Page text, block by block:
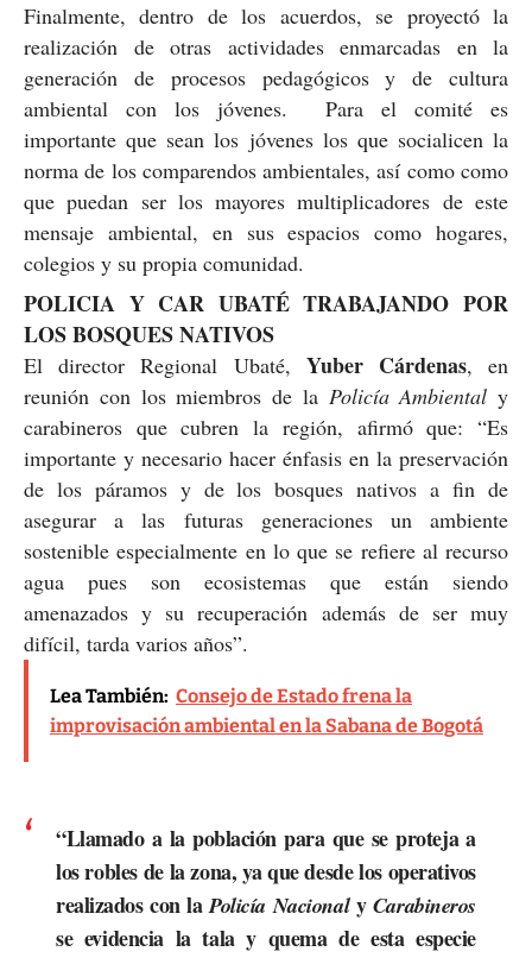
Finalmente, dentro de los acuerdos, se proyectó la
realización de otras actividades enmarcadas en la
generación de procesos pedagógicos y de cultura
ambiental con los jóvenes. Para el comité es
importante que sean los jóvenes los que socialicen la
norma de los comparendos ambientales, así como como
que puedan ser los mayores multiplicadores de este
mensaje ambiental, en sus espacios como hogares,
colegios y su propia comunidad.
POLICIA Y CAR UBATÉ TRABAJANDO POR
LOS BOSQUES NATIVOS
El director Regional Ubaté, Yuber Cárdenas, en
reunión con los miembros de la Policía Ambiental y
carabineros que cubren la región, afirmó que: “Es
importante y necesario hacer énfasis en la preservación
de los páramos y de los bosques nativos a fin de
asegurar a las futuras generaciones un ambiente
sostenible especialmente en lo que se refiere al recurso
agua pues son ecosistemas que están siendo
amenazados y su recuperación además de ser muy
difícil, tarda varios años”.
Lea También: Consejo de Estado frena la
improvisación ambiental en la Sabana de Bogotá
“Llamado a la población para que se proteja a
los robles de la zona, ya que desde los operativos
realizados con laPolicía Nacionaly Carabineros
se evidencia la tala y quema de esta especie